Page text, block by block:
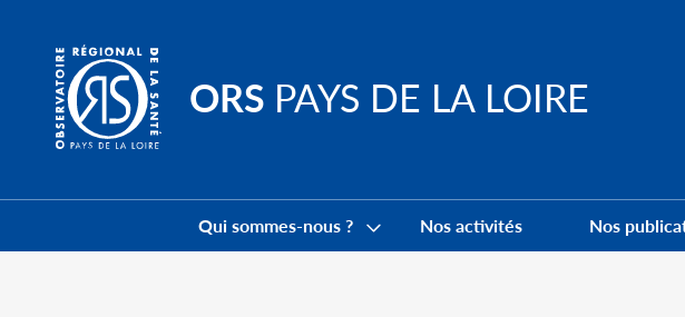
content
ORS PAYS DE LA LOIRE
Navigation
Qui sommes-nous ? Nos activités Nos